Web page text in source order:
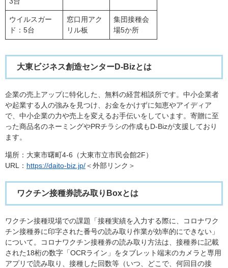
ウイルスガー
ド：5台
窓口用アク
リル板
集団接種会
場5か所
大東ビジネス創造センターD-Bizとは
企業の売上アップに特化した、無料の経営相談所です。中小企業者
や起業する人の強みを見つけ、お金をかけずに知恵やアイディア
で、中小企業の力や売上を変えるお手伝いをしています。寄贈に至
った商品名のネーミングやPRチラシの作成もD-Bizが支援しており
ます。
場所：大東市曙町4-6（大東市立市民会館2F）
URL： https://daito-biz.jp/＜外部リンク＞
ワクチン接種券読み取りBoxとは
ワクチン接種現場での課題「接種実績を入力する際に、コロナワク
チン接種券に印字された番号の読み取り作業が効率的にできない」
について。コロナワクチン接種券の読み取り方法は、接種券に記載
された18桁の数字「OCRライン」をタブレット端末のカメラと専用
アプリで読み取り、接種した回数等（いつ、どこで、何回目の接